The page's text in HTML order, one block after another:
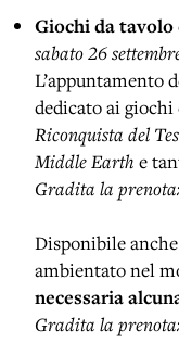
Giochi da
sabato 26
L’appuntamento
dedicato ai
Riconquista del
Middle Earth e
Gradita la
Disponibile
ambientato nel
necessaria
Gradita la